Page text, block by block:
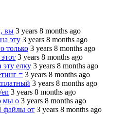
вы 3 years 8 months ago
эту 3 years 8 months ago
только 3 years 8 months ago
3 years 8 months ago
елку 3 years 8 months ago
= 3 years 8 months ago
3 years 8 months ago
3 years 8 months ago
мы о 3 years 8 months ago
файлы от 3 years 8 months ago